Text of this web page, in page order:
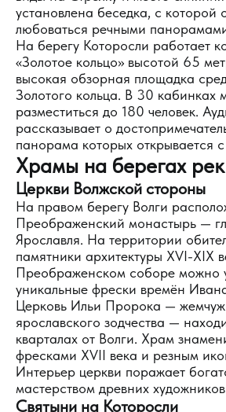
установлена беседка, с
любоваться речными
На берегу Которосли работает
«Золотое кольцо» высотой 65
высокая обзорная площадка
Золотого кольца. В 30 кабинках
разместиться до 180 человек.
рассказывает о
панорама которых открывается
Храмы на берегах рек
Церкви Волжской стороны
На правом берегу Волги
Преображенский монастырь —
Ярославля. На территории
памятники архитектуры XVI-XIX
Преображенском соборе можно
уникальные фрески времён
Церковь Ильи Пророка —
ярославского зодчества —
кварталах от Волги. Храм
фресками XVII века и резным
Интерьер церкви поражает
мастерством древних
Святыни на Которосли